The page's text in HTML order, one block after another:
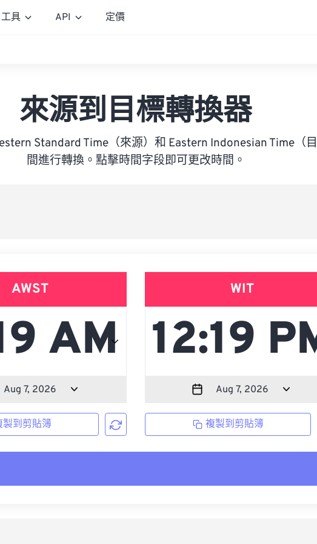
工具 API 定價
來源到目標轉換器
Standard Time（來源）和 Eastern Indonesian Time（
間進行轉換。點擊時間字段即可更改時間。
AWST
製到剪貼簿
WIT
複製到剪貼簿